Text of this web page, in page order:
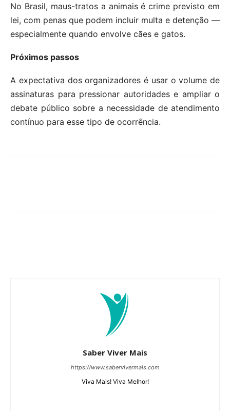
No Brasil, maus-tratos a animais é crime previsto em
lei, com penas que podem incluir multa e detenção —
especialmente quando envolve cães e gatos.
Próximos passos
A expectativa dos organizadores é usar o volume de
assinaturas para pressionar autoridades e ampliar o
debate público sobre a necessidade de atendimento
contínuo para esse tipo de ocorrência.
Saber Viver Mais
https://www.sabervivermais.com
Viva Mais! Viva Melhor!